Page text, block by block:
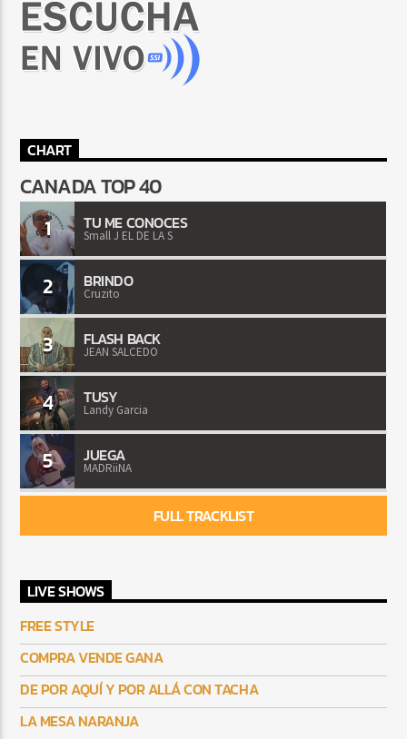
CHART
CANADA TOP 40
1 TU ME CONOCES
Small J EL DE LA S
2 BRINDO
Cruzito
3 FLASH BACK
JEAN SALCEDO
4 TUSY
Landy Garcia
5 JUEGA
MADRiiNA
FULL TRACKLIST
LIVE SHOWS
FREE STYLE
COMPRA VENDE GANA
DE POR AQUÍ Y POR ALLÁ CON TACHA
LA MESA NARANJA